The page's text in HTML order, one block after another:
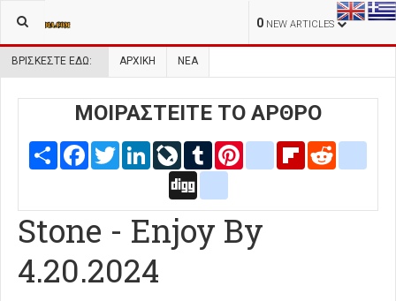
0 NEW ARTICLES
ΒΡΊΣΚΕΣΤΕ ΕΔΏ: ΑΡΧΙΚΉ ΝΕΑ
ΜΟΙΡΑΣΤΕΙΤΕ ΤΟ ΑΡΘΡΟ
Share FacebookTwitterLinkedInLiveJournal
Tumblr Pinterestblogger_post
Flipboard
Stone - Enjoy By
4.20.2024